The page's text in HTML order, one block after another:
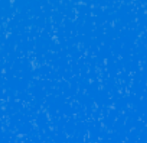
товаров и услуг,
условиях не является
Российской